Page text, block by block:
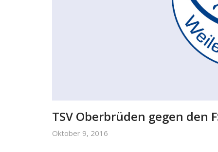
TSV Oberbrüden gegen den
Oktober 9, 2016